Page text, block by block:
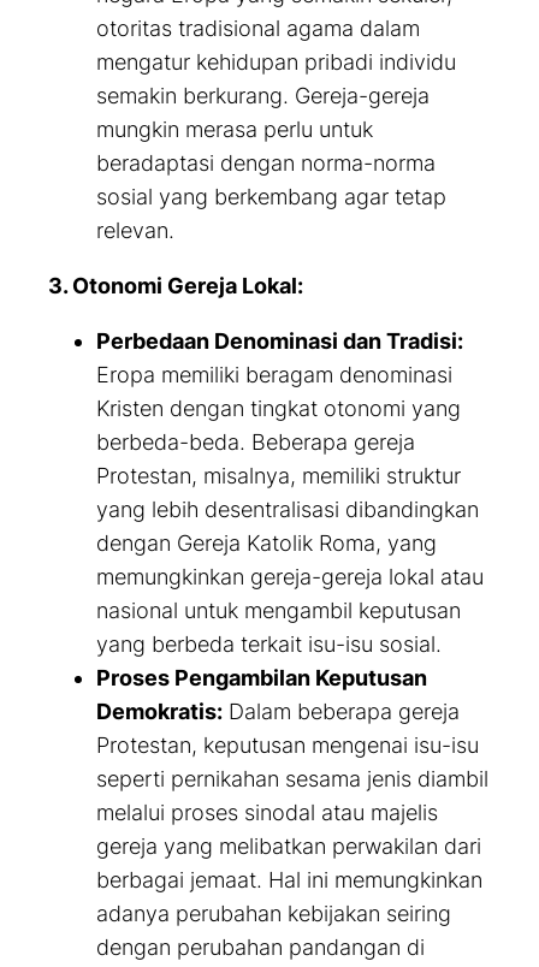
otoritas tradisional agama dalam
mengatur kehidupan pribadi individu
semakin berkurang. Gereja-gereja
mungkin merasa perlu untuk
beradaptasi dengan norma-norma
sosial yang berkembang agar tetap
relevan.
3. Otonomi Gereja Lokal:
Perbedaan Denominasi dan Tradisi:
Eropa memiliki beragam denominasi
Kristen dengan tingkat otonomi yang
berbeda-beda. Beberapa gereja
Protestan, misalnya, memiliki struktur
yang lebih desentralisasi dibandingkan
dengan Gereja Katolik Roma, yang
memungkinkan gereja-gereja lokal atau
nasional untuk mengambil keputusan
yang berbeda terkait isu-isu sosial.
Proses Pengambilan Keputusan
Demokratis: Dalam beberapa gereja
Protestan, keputusan mengenai isu-isu
seperti pernikahan sesama jenis diambil
melalui proses sinodal atau majelis
gereja yang melibatkan perwakilan dari
berbagai jemaat. Hal ini memungkinkan
adanya perubahan kebijakan seiring
dengan perubahan pandangan di